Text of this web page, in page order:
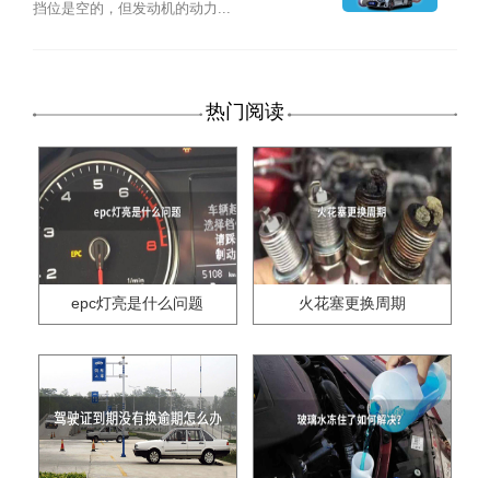
挡位是空的，但发动机的动力...
热门阅读
epc灯亮是什么问题 火花塞更换周期